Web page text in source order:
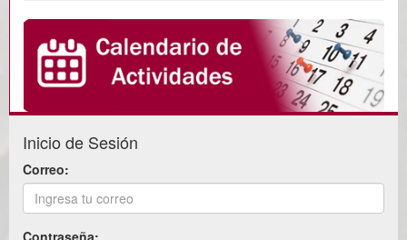
Inicio de Sesión
Correo: